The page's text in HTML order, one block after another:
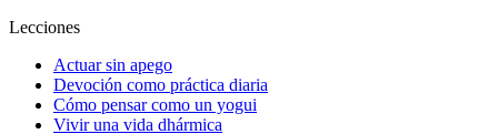
Lecciones
Actuar sin apego
Devoción como práctica diaria
Cómo pensar como un yogui
Vivir una vida dhármica